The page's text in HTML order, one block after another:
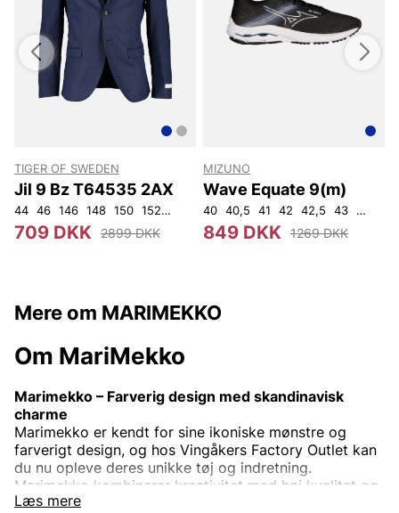
TIGER OF SWEDEN
Jil 9 Bz T64535 2AX
44 46 146 148 150 152 92 96 100 104 108
709 DKK 2899 DKK
MIZUNO
Wave Equate 9(m)
40 40,5 41 42 42,5 43 44
849 DKK 1269 DKK
Mere om MARIMEKKO
Læs mere
Om MariMekko
Marimekko – Farverig design med skandinavisk
charme
Marimekko er kendt for sine ikoniske mønstre og
farverigt design, og hos Vingåkers Factory Outlet kan
du nu opleve deres unikke tøj og indretning.
Marimekko kombinerer kreativitet med høj kvalitet og
tilbyder tøj og produkter, der løfter både din